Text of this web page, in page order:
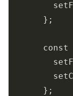
      };
const
      };